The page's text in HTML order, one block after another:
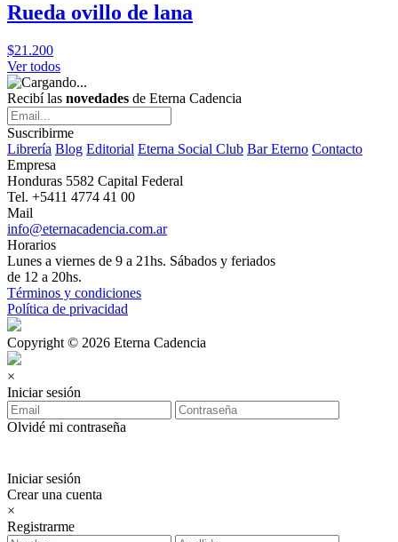
Rueda ovillo de lana
$21.200
Ver todos
Recibí las novedades de Eterna Cadencia
Suscribirme
Librería Blog Editorial Eterna Social Club Bar Eterno Contacto
Empresa
Honduras 5582 Capital Federal
Tel. +5411 4774 41 00
Mail
info@eternacadencia.com.ar
Horarios
Lunes a viernes de 9 a 21hs. Sábados y feriados
de 12 a 20hs.
Términos y condiciones
Política de privacidad
Copyright © 2026 Eterna Cadencia
×
Iniciar sesión
Olvidé mi contraseña
Iniciar sesión
Crear una cuenta
×
Registrarme